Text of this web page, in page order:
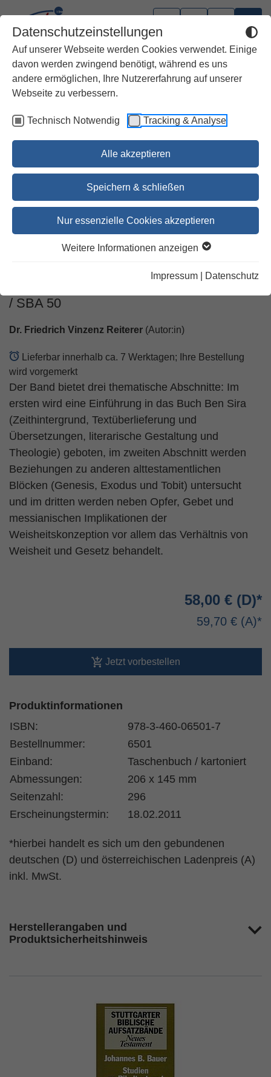
Datenschutzeinstellungen
Auf unserer Webseite werden Cookies verwendet. Einige
davon werden zwingend benötigt, während es uns
andere ermöglichen, Ihre Nutzererfahrung auf unserer
Webseite zu verbessern.
Technisch Notwendig Tracking & Analyse
Alle akzeptieren
Speichern & schließen
Nur essenzielle Cookies akzeptieren
Weitere Informationen anzeigen
Impressum Datenschutz
Die Vollendung der
Gottesfurcht ist Weisheit
/ SBA 50
Dr. Friedrich Vinzenz Reiterer (Autor:in)
Lieferbar innerhalb ca. 7 Werktagen; Ihre Bestellung
wird vorgemerkt
Der Band bietet drei thematische Abschnitte: Im
ersten wird eine Einführung in das Buch Ben Sira
(Zeithintergrund, Textüberlieferung und
Übersetzungen, literarische Gestaltung und
Theologie) geboten, im zweiten Abschnitt werden
Beziehungen zu anderen alttestamentlichen
Blöcken (Genesis, Exodus und Tobit) untersucht
und im dritten werden neben Opfer, Gebet und
messianischen Implikationen der
Weisheitskonzeption vor allem das Verhältnis von
Weisheit und Gesetz behandelt.
58,00 €
59,70 €
Jetzt vorbestellen
Produktinformationen
ISBN:
978-3-460-06501-7
Bestellnummer:
6501
Einband:
Taschenbuch / kartoniert
Abmessungen:
206 x 145 mm
Seitenzahl:
296
Erscheinungstermin:
18.02.2011
*hierbei handelt es sich um den gebundenen
deutschen (D) und österreichischen Ladenpreis (A)
inkl. MwSt.
Herstellerangaben und
Produktsicherheitshinweis